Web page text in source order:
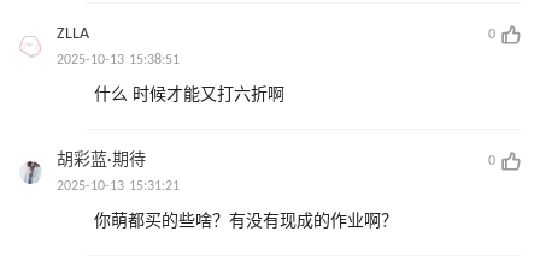
ZLLA
0
2025-10-13 15:38:51
什么 时候才能又打六折啊
胡彩蓝·期待
0
2025-10-13 15:31:21
你萌都买的些啥？有没有现成的作业啊？